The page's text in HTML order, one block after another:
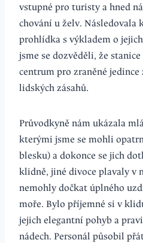
vstupné pro turisty a hned
chování u želv. Následovala
prohlídka s výkladem o
jsme se dozvěděli, že
centrum pro zraněné
lidských zásahů.
Průvodkyně nám ukázala
kterými jsme se mohli
blesku) a dokonce se jich
klidně, jiné divoce plavaly v
nemohly dočkat úplného
moře. Bylo příjemné si v
jejich elegantní pohyb a
nádech. Personál působil